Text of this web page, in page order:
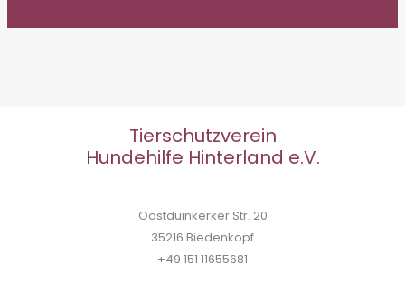
Tierschutzverein
Hundehilfe Hinterland e.V.
Oostduinkerker Str. 20
35216 Biedenkopf
+49 151 11655681